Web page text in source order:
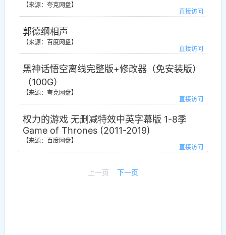
整合包
直接访问
【来源：夸克网盘】
郭德纲相声
直接访问
【来源：百度网盘】
黑神话悟空离线完整版+修改器（免安装版）
（100G）
直接访问
【来源：夸克网盘】
权力的游戏 无删减特效中英字幕版 1-8季
Game of Thrones (2011-2019)
直接访问
【来源：百度网盘】
上一页 下一页